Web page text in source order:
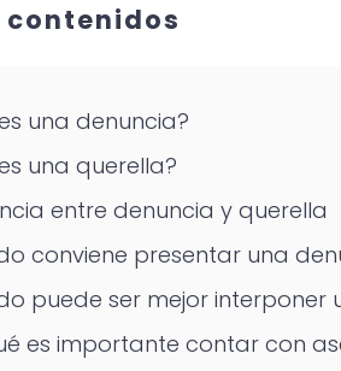
una denuncia?
una querella?
entre denuncia y querella
conviene presentar una
puede ser mejor interponer
es importante contar con